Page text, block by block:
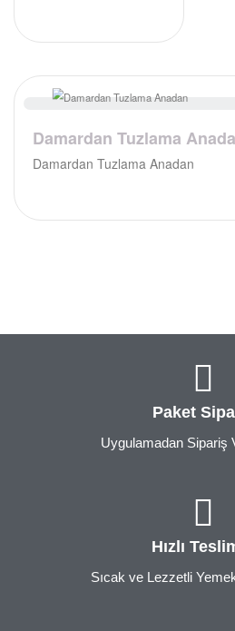
Damardan Tuzlama
Damardan Tuzlama Anadan
Paket
Uygulamadan Sipariş
Hızlı
Sıcak ve Lezzetli